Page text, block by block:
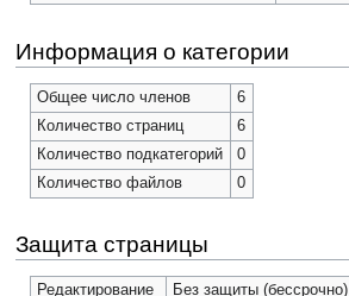
Информация о категории
Общее число членов
6
Количество страниц
6
Количество подкатегорий
0
Количество файлов
0
Защита страницы
Редактирование
Без защиты (бессрочно)